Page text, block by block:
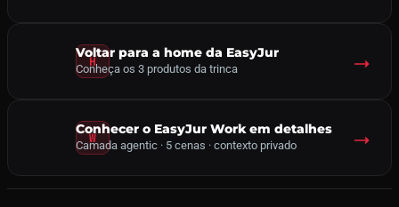
Voltar para a home da EasyJur
Conheça os 3 produtos da trinca
Conhecer o EasyJur Work em detalhes
Camada agentic · 5 cenas · contexto privado